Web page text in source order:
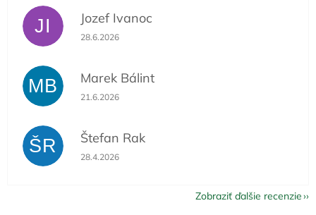
JI Jozef Ivanoc
Hodnotenie obchodu je 5 z 5 hviezdičiek.
28.6.2026
MB Marek Bálint
Hodnotenie obchodu je 5 z 5 hviezdičiek.
21.6.2026
ŠR Štefan Rak
Hodnotenie obchodu je 5 z 5 hviezdičiek.
28.4.2026
Zobraziť ďalšie recenzie